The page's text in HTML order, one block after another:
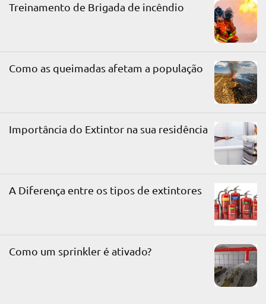
Treinamento de Brigada de incêndio
Como as queimadas afetam a população
Importância do Extintor na sua residência
A Diferença entre os tipos de extintores
Como um sprinkler é ativado?